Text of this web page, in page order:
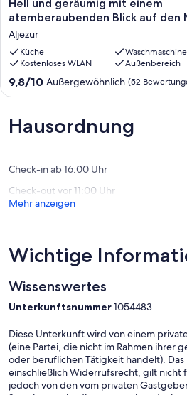
und
mit
einem
atemberaubenden
Blick
auf
Nationalpark
Aljezur
Hell und geräumig mit einem
atemberaubenden Blick auf den
Aljezur
Küche
Waschmaschine
Kostenloses WLAN
Außenbereich
9.8
Außergewöhnlich,
(52
9,8/10 Außergewöhnlich (52
Hausordnung
Check-in ab 16:00 Uhr
Check-out vor 11:00 Uhr
Mehr anzeigen
Wichtige
Wissenswertes
Unterkunftsnummer1054483
Diese Unterkunft wird von einem
(eine Partei, die nicht im Rahmen ihrer
oder beruflichen Tätigkeit handelt). Das
einschließlich Widerrufsrecht, gilt nicht
jedoch von den vom privaten